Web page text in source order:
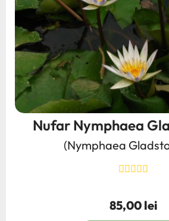
Nufar Nymphaea
(Nymphaea
Pret
85,00 lei